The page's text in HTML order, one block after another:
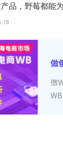
品，野莓都能